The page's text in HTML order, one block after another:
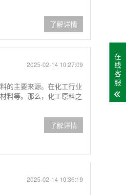
了解详情
2025-02-14 10:27:09
的主要来源。在化工行业
料等。那么，化工原料之
了解详情
2025-02-14 10:36:19
在
线
客
服